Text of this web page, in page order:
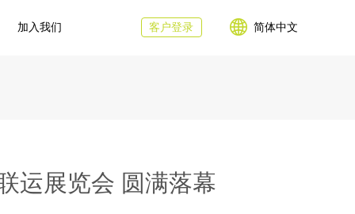
加入我们 客户登录 简体中文
运展览会 圆满落幕